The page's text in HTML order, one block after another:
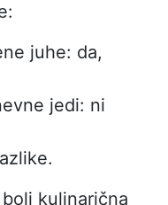
juhe: da,
jedi: ni
kulinarična